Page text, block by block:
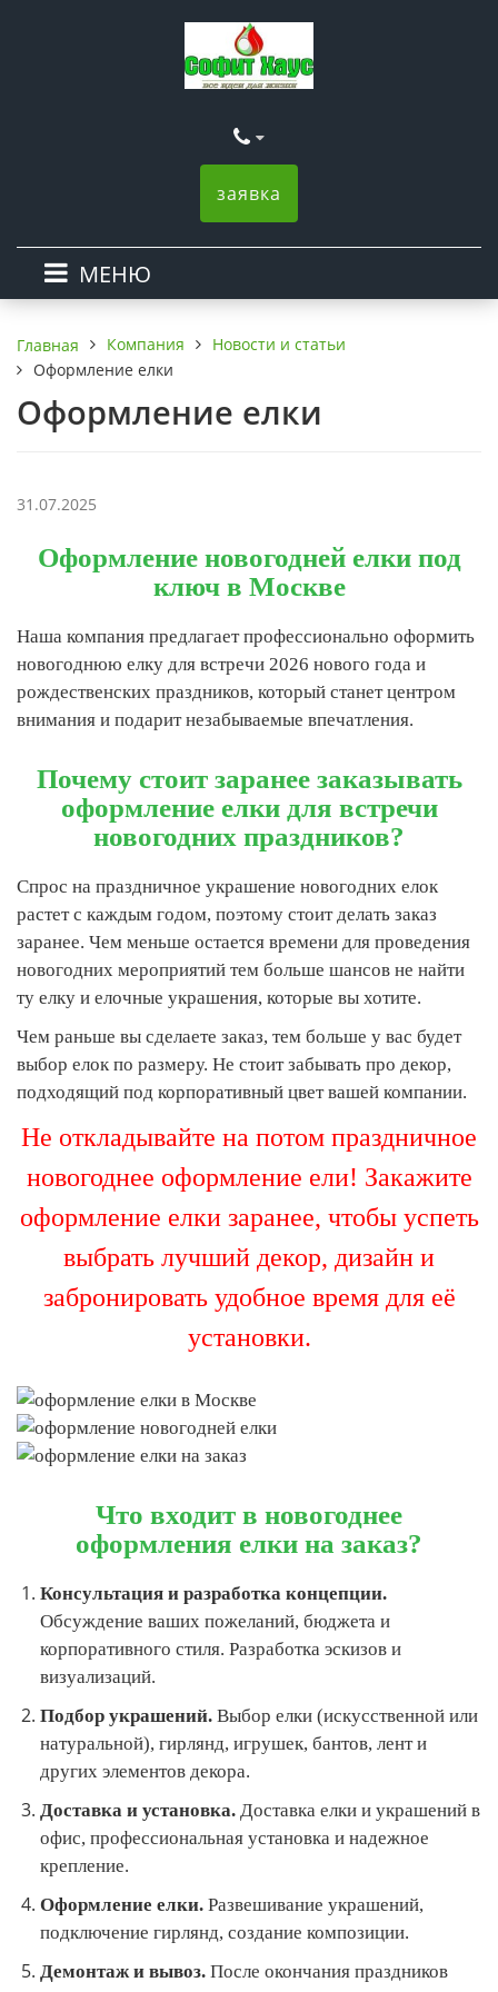
заявка
МЕНЮ
Главная Компания
Новости и статьи
Оформление елки
Оформление елки
31.07.2025
Оформление новогодней елки под
ключ в Москве
Наша компания предлагает профессионально оформить
новогоднюю елку для встречи 2026 нового года и
рождественских праздников, который станет центром
внимания и подарит незабываемые впечатления.
Почему стоит заранее заказывать
оформление елки для встречи
новогодних праздников?
Спрос на праздничное украшение новогодних елок
растет с каждым годом, поэтому стоит делать заказ
заранее. Чем меньше остается времени для проведения
новогодних мероприятий тем больше шансов не найти
ту елку и елочные украшения, которые вы хотите.
Чем раньше вы сделаете заказ, тем больше у вас будет
выбор елок по размеру. Не стоит забывать про декор,
подходящий под корпоративный цвет вашей компании.
Не откладывайте на потом праздничное
новогоднее оформление ели! Закажите
оформление елки заранее, чтобы успеть
выбрать лучший декор, дизайн и
забронировать удобное время для её
установки.
Что входит в новогоднее
оформления елки на заказ?
Консультация и разработка концепции.
Обсуждение ваших пожеланий, бюджета и
корпоративного стиля. Разработка эскизов и
визуализаций.
Подбор украшений.Выбор елки (искусственной или
натуральной), гирлянд, игрушек, бантов, лент и
других элементов декора.
Доставка и установка.Доставка елки и украшений в
офис, профессиональная установка и надежное
крепление.
Оформление елки.Развешивание украшений,
подключение гирлянд, создание композиции.
Демонтаж и вывоз.После окончания праздников